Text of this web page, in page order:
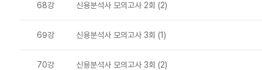
68강 신용분석사 모의고사 2회 (2)
69강 신용분석사 모의고사 3회 (1)
70강 신용분석사 모의고사 3회 (2)